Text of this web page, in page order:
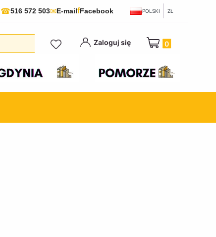
☎516 572 503✉E-mailfFacebook POLSKI ZŁ
Zaloguj się Produkty w